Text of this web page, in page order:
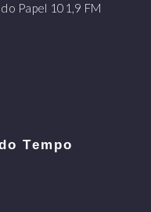
Papel 101,9 FM
Tempo